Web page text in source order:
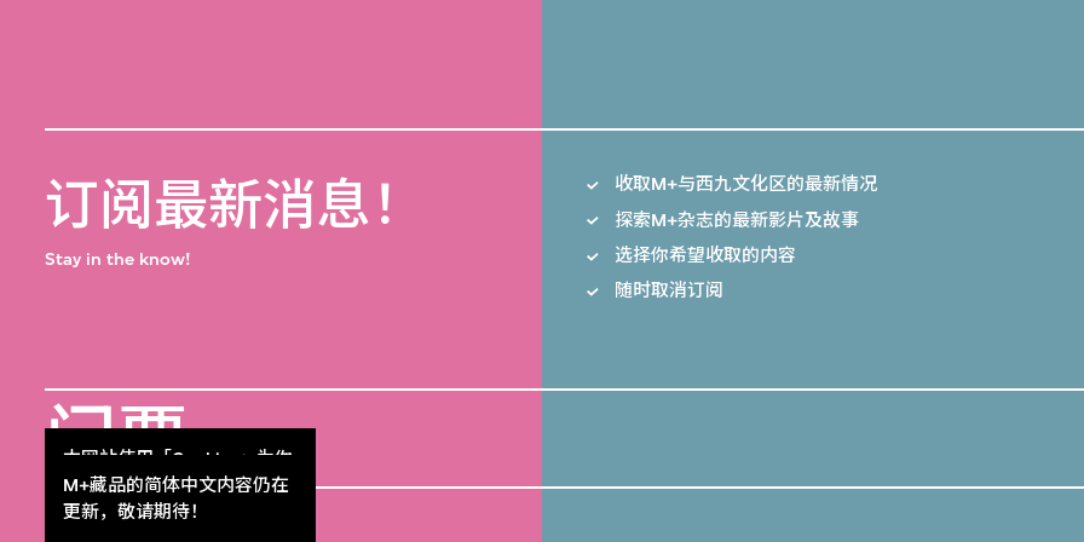
本网站使用「Cookies」为你
提供最好的网站体验。
了解更多
M+藏品的简体中文内容仍在
更新，敬请期待！
订阅最新消息！
Stay in the know!
收取M+与西九文化区的最新情况
探索M+杂志的最新影片及故事
选择你希望收取的内容
随时取消订阅
门票 Get Tickets